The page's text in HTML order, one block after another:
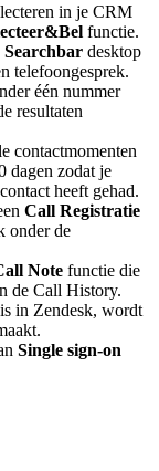
in je CRM
functie.
Searchbar desktop
telefoongesprek.
één nummer
resultaten
contactmomenten
dagen zodat je
heeft gehad.
Call Registratie
onder de
Note functie die
de Call History.
in Zendesk, wordt
Single sign-on